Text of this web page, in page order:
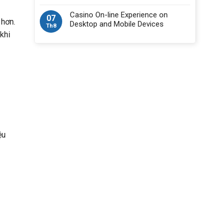
07
Th8
Casino On-line Experience on
Desktop and Mobile Devices